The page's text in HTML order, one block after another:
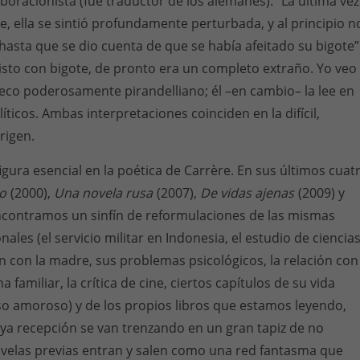
ella se sintió profundamente perturbada, y al principio
que se dio cuenta de que se había afeitado su
con bigote, de pronto era un completo extraño. Yo veo
poderosamente pirandelliano; él –en cambio– la lee en
Ambas interpretaciones coinciden en la difícil,
esencial en la poética de Carrère. En sus últimos
(2000), Una novela rusa (2007), De vidas ajenas (2009) y
un sinfín de reformulaciones de las mismas
(el servicio militar en Indonesia, el estudio de ciencias
con la madre, sus problemas psicológicos, la relación con
familiar, la crítica de cine, ciertos capítulos de su vida
amoroso) y de los propios libros que estamos leyendo,
recepción se van trenzando en un gran tapiz de no
previas entran y salen como una red fantasma que